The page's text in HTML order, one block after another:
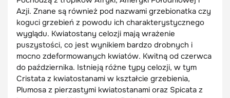
Azji. Znane są również pod nazwami grzebionatka czy
koguci grzebień z powodu ich charakterystycznego
wyglądu. Kwiatostany celozji mają wrażenie
puszystości, co jest wynikiem bardzo drobnych i
mocno zdeformowanych kwiatów. Kwitną od czerwca
do października. Istnieją różne typy celozji, w tym
Cristata z kwiatostanami w kształcie grzebienia,
Plumosa z pierzastymi kwiatostanami oraz Spicata z